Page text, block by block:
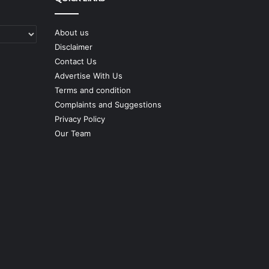
About us
Disclaimer
Contact Us
Advertise With Us
Terms and condition
Complaints and Suggestions
Privacy Policy
Our Team